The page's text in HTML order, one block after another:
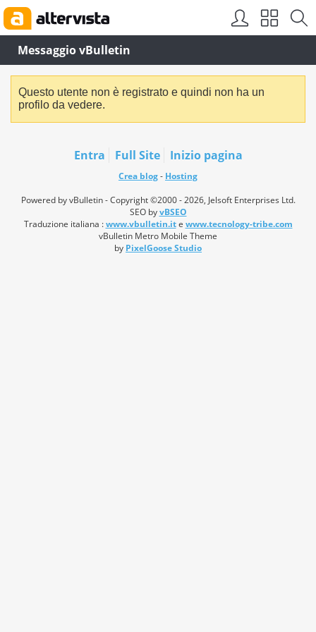
Messaggio vBulletin
Questo utente non è registrato e quindi non ha un
profilo da vedere.
Entra Full Site Inizio pagina
Crea blog- Hosting
Powered by vBulletin - Copyright ©2000 - 2026, Jelsoft Enterprises Ltd.
SEO byvBSEO
Traduzione italiana :www.vbulletin.ite www.tecnology-tribe.com
vBulletin Metro Mobile Theme
by PixelGoose Studio